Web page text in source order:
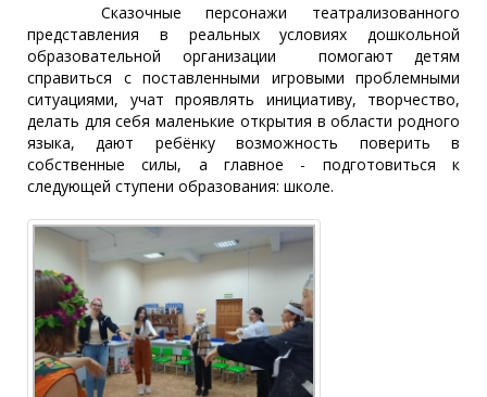
Сказочные персонажи театрализованного
представления в реальных условиях дошкольной
образовательной организации помогают детям
справиться с поставленными игровыми проблемными
ситуациями, учат проявлять инициативу, творчество,
делать для себя маленькие открытия в области родного
языка, дают ребёнку возможность поверить в
собственные силы, а главное - подготовиться к
следующей ступени образования: школе.